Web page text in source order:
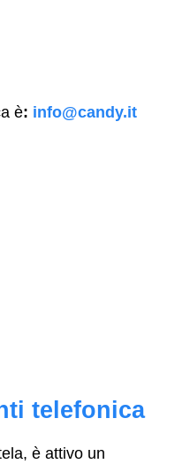
è: info@candy.it
telefonica
è attivo un